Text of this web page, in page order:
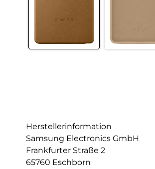
Herstellerinformation
Samsung Electronics GmbH
Frankfurter Straße 2
65760 Eschborn